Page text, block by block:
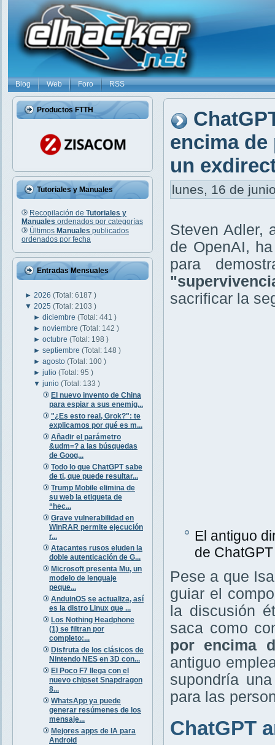
Blog Web Foro RSS
Productos FTTH
Tutoriales y Manuales
Recopilación de Tutoriales y
Manuales ordenados por categorías
Últimos Manuales publicados
ordenados por fecha
Entradas Mensuales
► 2026 (Total: 6187 )
▼ 2025 (Total: 2103 )
►diciembre(Total: 441 )
►noviembre(Total: 142 )
►octubre(Total: 198 )
►septiembre(Total: 148 )
►agosto(Total: 100 )
►julio(Total: 95 )
▼junio(Total: 133 )
El nuevo invento de China
para espiar a sus enemig...
"¿Es esto real, Grok?": te
explicamos por qué es m...
Añadir el parámetro
&udm=? a las búsquedas
de Goog...
Todo lo que ChatGPT sabe
de ti, que puede resultar...
Trump Mobile elimina de
su web la etiqueta de
“hec...
Grave vulnerabilidad en
WinRAR permite ejecución
r...
Atacantes rusos eluden la
doble autenticación de G...
Microsoft presenta Mu, un
modelo de lenguaje
peque...
AnduinOS se actualiza, así
es la distro Linux que ...
Los Nothing Headphone
(1) se filtran por
completo:...
Disfruta de los clásicos de
Nintendo NES en 3D con...
El Poco F7 llega con el
nuevo chipset Snapdragon
8...
WhatsApp ya puede
generar resúmenes de los
mensaje...
Mejores apps de IA para
Android
encima
un
lunes, 16 de
Steven Adler,
de OpenAI,
para
sacrificar la
El antiguo
de
Pese a que
guiar el
la discusión
saca como
por encima
antiguo
supondría
para las
ChatGPT